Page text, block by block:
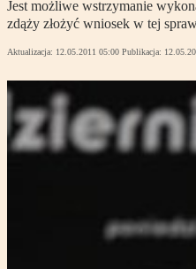
Jest możliwe wstrzymanie
zdąży złożyć wniosek w tej
Aktualizacja: 12.05.2011 05:00 Publikacja: